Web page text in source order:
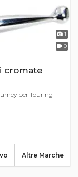
1
0
cromate
per Touring
Altre Marche